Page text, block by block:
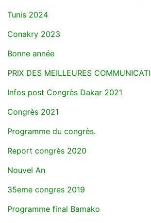
Tunis 2024
Conakry 2023
Bonne année
PRIX DES MEILLEURES
Infos post Congrès Dakar 2021
Congrès 2021
Programme du congrès.
Report congrès 2020
Nouvel An
35eme congres 2019
Programme final Bamako